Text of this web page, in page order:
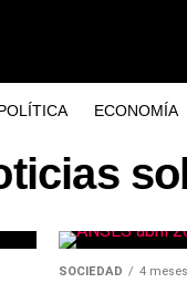
ECONOMÍA
SOCIEDAD 4